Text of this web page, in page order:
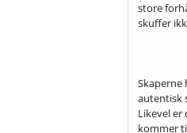
store
skuffer
Skaperne
autentisk
Likevel
kommer